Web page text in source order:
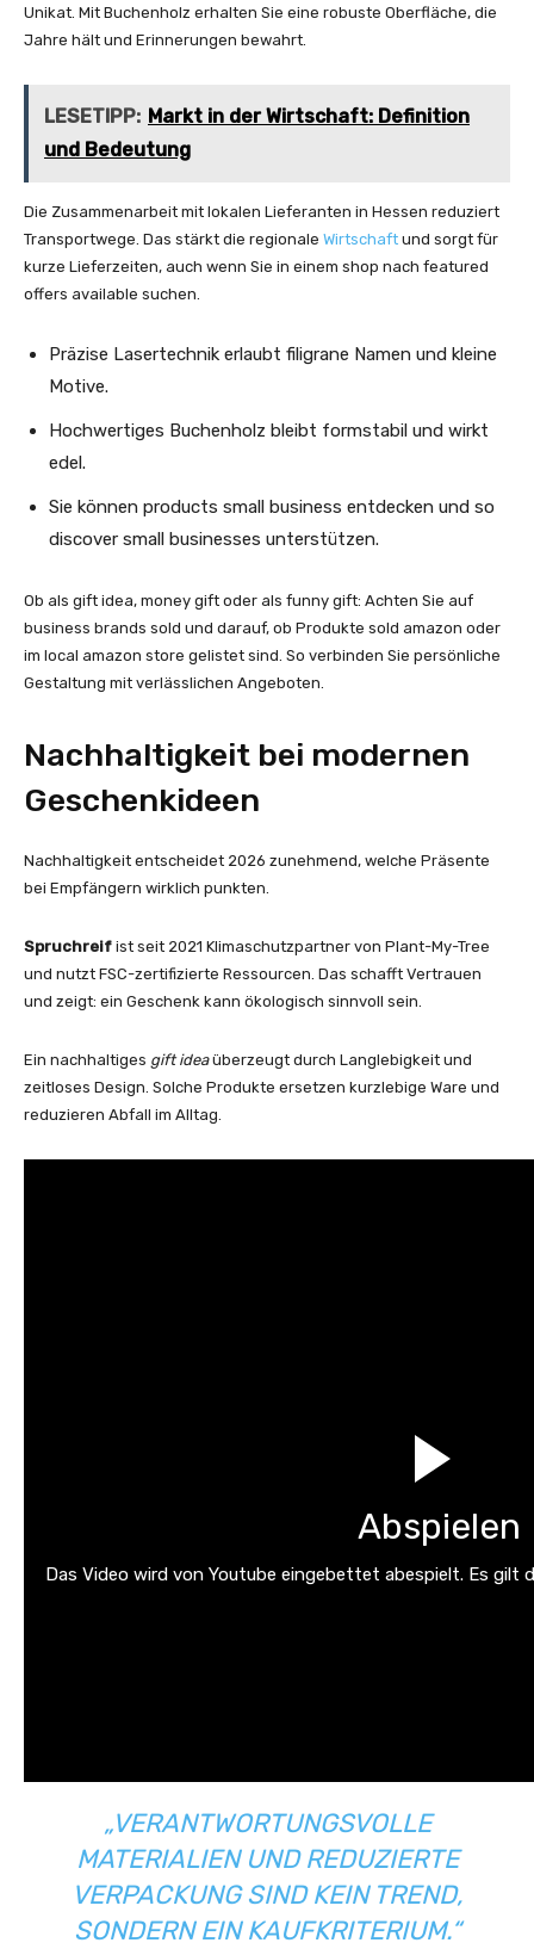
Unikat. Mit Buchenholz erhalten Sie eine robuste Oberfläche, die
Jahre hält und Erinnerungen bewahrt.
LESETIPP: Markt in der Wirtschaft: Definition
und Bedeutung
Die Zusammenarbeit mit lokalen Lieferanten in Hessen reduziert
Transportwege. Das stärkt die regionale Wirtschaft und sorgt für
kurze Lieferzeiten, auch wenn Sie in einem shop nach featured
offers available suchen.
Präzise Lasertechnik erlaubt filigrane Namen und kleine
Motive.
Hochwertiges Buchenholz bleibt formstabil und wirkt
edel.
Sie können products small business entdecken und so
discover small businesses unterstützen.
Ob als gift idea, money gift oder als funny gift: Achten Sie auf
business brands sold und darauf, ob Produkte sold amazon oder
im local amazon store gelistet sind. So verbinden Sie persönliche
Gestaltung mit verlässlichen Angeboten.
Nachhaltigkeit bei modernen
Geschenkideen
Nachhaltigkeit entscheidet 2026 zunehmend, welche Präsente
bei Empfängern wirklich punkten.
Spruchreif ist seit 2021 Klimaschutzpartner von Plant-My-Tree
und nutzt FSC-zertifizierte Ressourcen. Das schafft Vertrauen
und zeigt: ein Geschenk kann ökologisch sinnvoll sein.
Ein nachhaltiges gift ideaüberzeugt durch Langlebigkeit und
zeitloses Design. Solche Produkte ersetzen kurzlebige Ware und
reduzieren Abfall im Alltag.
Abspielen
Das Video wird von Youtube eingebettet abespielt. Es gilt
„VERANTWORTUNGSVOLLE
MATERIALIEN UND REDUZIERTE
VERPACKUNG SIND KEIN TREND,
SONDERN EIN KAUFKRITERIUM.“